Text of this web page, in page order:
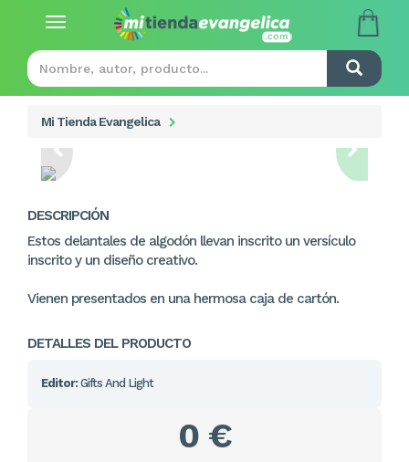
Toggle
Mi Tienda Evangelica
DESCRIPCIÓN
Estos delantales de algodón llevan inscrito un versículo
inscrito y un diseño creativo.
Vienen presentados en una hermosa caja de cartón.
DETALLES DEL PRODUCTO
Editor: Gifts And Light
0 €